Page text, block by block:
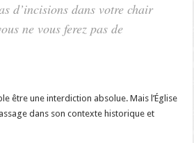
d’incisions dans votre chair
ne vous ferez pas de
être une interdiction absolue. Mais l’Église
dans son contexte historique et